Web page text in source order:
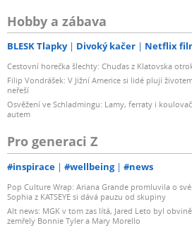
Hobby a zábava
BLESK Tlapky Divoký kačer Netflix
Cestovní horečka šlechty: Chuďas z Klatovska
Filip Vondrášek: V Jižní Americe si lidé plují
neřeší
Osvěžení ve Schladmingu: Lamy, ferraty i
autem
Pro generaci Z
#inspirace #wellbeing #news
Pop Culture Wrap: Ariana Grande promluvila o
Sophia z KATSEYE si dává pauzu od skupiny
Alt news: MGK v tom zas lítá, Jared Leto byl
zemřely Bonnie Tyler a Mary Morello